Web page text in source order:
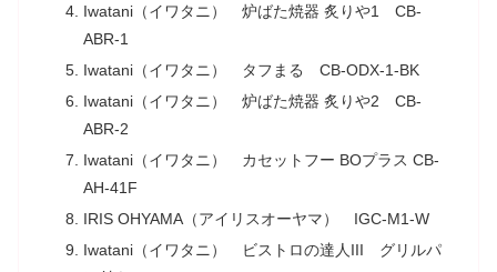
Iwatani（イワタニ） 炉ばた焼器 炙りや1 CB-
ABR-1
Iwatani（イワタニ） タフまる CB-ODX-1-BK
Iwatani（イワタニ） 炉ばた焼器 炙りや2 CB-
ABR-2
Iwatani（イワタニ） カセットフー BOプラス CB-
AH-41F
IRIS OHYAMA（アイリスオーヤマ） IGC-M1-W
Iwatani（イワタニ） ビストロの達人III グリルパ